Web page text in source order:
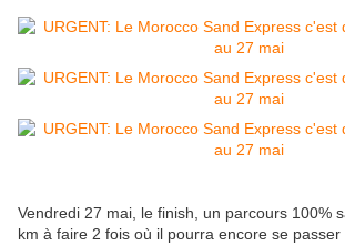
Vendredi 27 mai, le finish, un parcours 100%
km à faire 2 fois où il pourra encore se